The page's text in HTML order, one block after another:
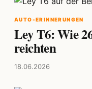
AUTO-ERINNERUNGEN
Ley T6: Wie
reichten
18.06.2026